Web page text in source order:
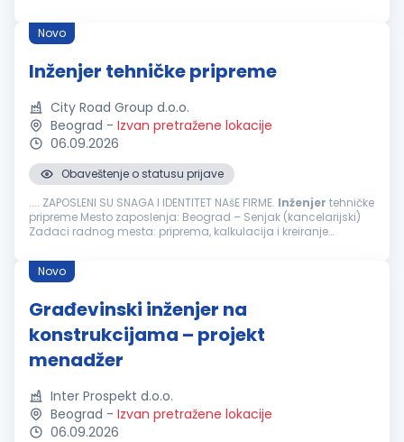
Novo
Inženjer tehničke pripreme
City Road Group d.o.o.
Beograd - Izvan pretražene lokacije
06.09.2026
Obaveštenje o statusu prijave
.... ZAPOSLENI SU SNAGA I IDENTITET NAšE FIRME. Inženjer tehničke
pripreme Mesto zaposlenja: Beograd – Senjak (kancelarijski)
Zadaci radnog mesta: priprema, kalkulacija i kreiranje
tendere...
Novo
Građevinski inženjer na
konstrukcijama – projekt
menadžer
Inter Prospekt d.o.o.
Beograd - Izvan pretražene lokacije
06.09.2026